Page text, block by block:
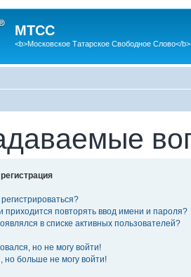
МТСС
<b>Московское Татарское Свободное Слово</b>
приходится повторять ввод имени и пароля?
в списке активных пользователей?
но не могу войти!
но больше не могу войти!